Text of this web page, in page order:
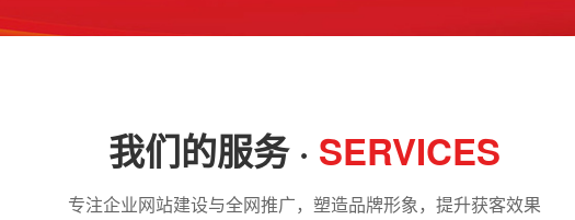
我们的服务 · SERVICES
专注企业网站建设与全网推广，塑造品牌形象，提升获客效果